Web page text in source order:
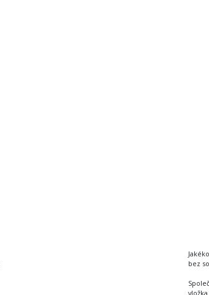
bez
vložka